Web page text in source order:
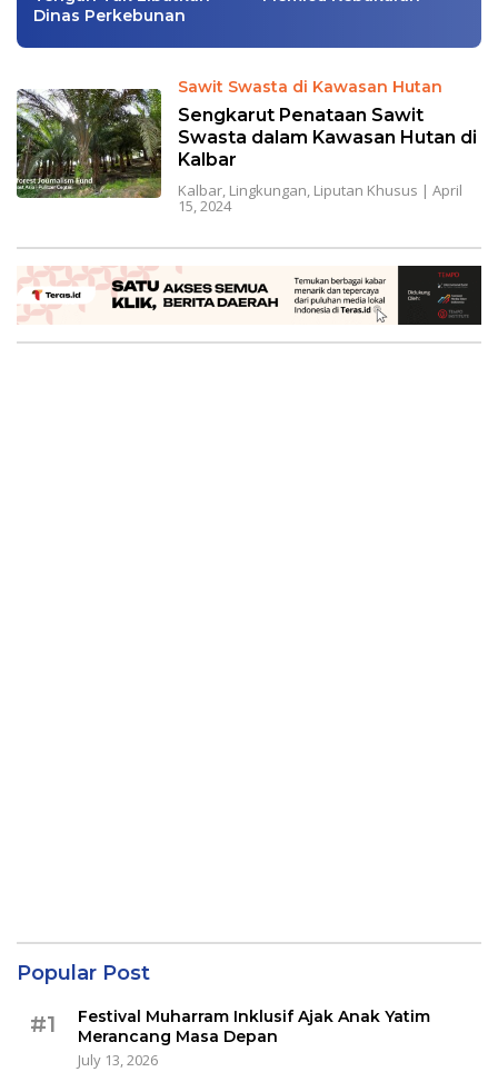
Dinas Perkebunan
Sawit Swasta di Kawasan Hutan
Sengkarut Penataan Sawit
Swasta dalam Kawasan Hutan di
Kalbar
Kalbar, Lingkungan, Liputan Khusus | April
15, 2024
Popular Post
#1
Festival Muharram Inklusif Ajak Anak Yatim
Merancang Masa Depan
July 13, 2026